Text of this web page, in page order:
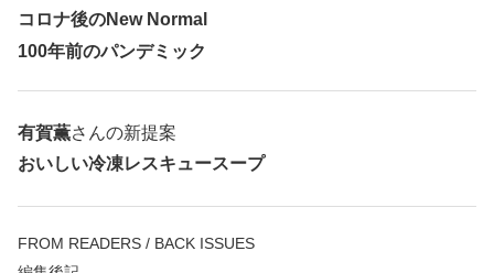
コロナ後のNew Normal
100年前のパンデミック
有賀薫さんの新提案
おいしい冷凍レスキュースープ
FROM READERS / BACK ISSUES